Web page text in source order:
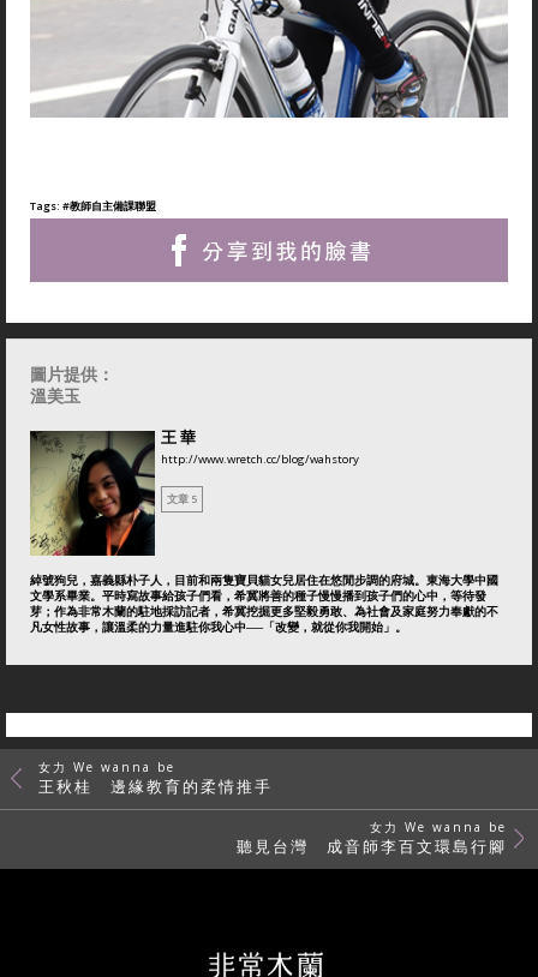
Tags: #教師自主備課聯盟
圖片提供：
溫美玉
王 華
http://www.wretch.cc/blog/wahstory
文章 5
綽號狗兒，嘉義縣朴子人，目前和兩隻寶貝貓女兒居住在悠閒步調的府城。東海大學中國
文學系畢業。平時寫故事給孩子們看，希冀將善的種子慢慢播到孩子們的心中，等待發
芽；作為非常木蘭的駐地採訪記者，希冀挖掘更多堅毅勇敢、為社會及家庭努力奉獻的不
凡女性故事，讓溫柔的力量進駐你我心中──「改變，就從你我開始」。
女力 We wanna be
王秋桂 邊緣教育的柔情推手
女力 We wanna be
聽見台灣 成音師李百文環島行腳